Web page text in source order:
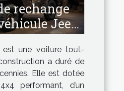
rechange
Jeep
Comment
pièces de
qualité ?
est une voiture tout-
a duré de
Elle est dotée
performant, d’un